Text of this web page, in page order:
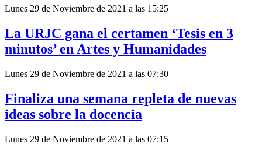
Lunes 29 de Noviembre de 2021 a las 15:25
La URJC gana el certamen ‘Tesis en 3
minutos’ en Artes y Humanidades
Lunes 29 de Noviembre de 2021 a las 07:30
Finaliza una semana repleta de nuevas
ideas sobre la docencia
Lunes 29 de Noviembre de 2021 a las 07:15